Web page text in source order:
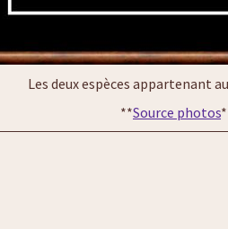
Les deux espèces appartenant
**Source photos